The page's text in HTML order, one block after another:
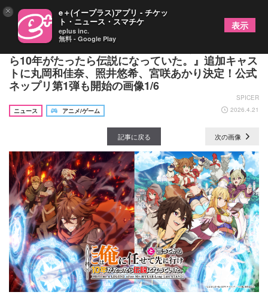
TVアニメ『ここは俺に任せて先に行けと言ってか
ら10年がたったら伝説になっていた。』追加キャス
トに丸岡和佳奈、照井悠希、宮咲あかり決定！公式
ネップリ第1弾も開始の画像1/6
SPICER
ニュース
アニメ/ゲーム 2026.4.21
記事に戻る 次の画像
× e＋(イープラス)アプリ - チケッ
ト・ニュース・スマチケ
eplus inc.
無料 - Google Play
表示